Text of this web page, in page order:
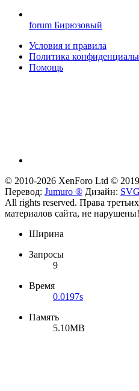
forum Бирюзовый
Условия и правила
Политика
Помощь
© 2010-2026 XenForo Ltd ©
Перевод: Jumuro ® Дизайн:
All rights reserved. Права
материалов сайта, не нарушены!
Ширина
Запросы
9
Время
0.0197s
Память
5.10MB